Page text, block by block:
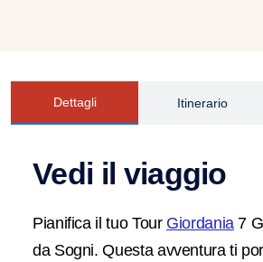
Dettagli Itinerario
Vedi il viaggio
Pianifica il tuo Tour Giordania7
da Sogni. Questa avventura ti